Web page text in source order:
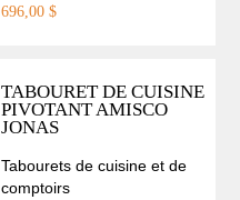
696,00 $
TABOURET DE CUISINE
PIVOTANT AMISCO
JONAS
Tabourets de cuisine et de
comptoirs